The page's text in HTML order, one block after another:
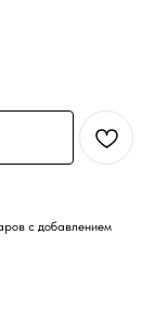
с добавлением